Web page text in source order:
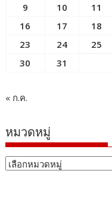
9
10 11
16
17 18
23
24 25
30
31
« ก.ค.
หมวดหมู่
หมวด